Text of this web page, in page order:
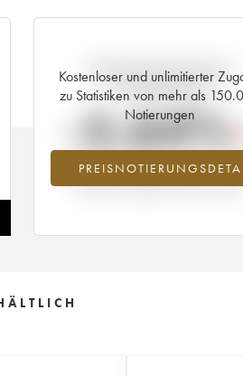
Kostenloser und unlimitierter
zu Statistiken von mehr als
Notierungen
Aktuelle Entwicklung der
Preisnotierung
-5.64%
Preisabfall des Jahrgangs 2012 im
2026 im Vergleich zum Jahr